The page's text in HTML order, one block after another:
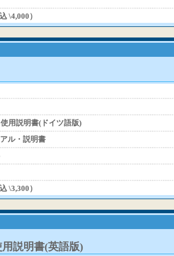
\4,000）
用説明書(ドイツ語版)
ル・説明書
\3,300）
説明書(英語版)